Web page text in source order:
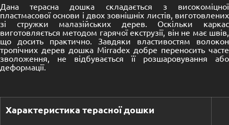
Дана терасна дошка складається з високоміцної
пластмасової основи і двох зовнішніх листів, виготовлених
зі стружки малазійських дерев. Оскільки каркас
виготовляється методом гарячої екструзії, він не має швів,
що досить практично. Завдяки властивостям волокон
тропічних дерев дошка Mirradex добре переносить часте
зволоження, не відбувається її розшаровування або
деформації.
Характеристика терасної дошки